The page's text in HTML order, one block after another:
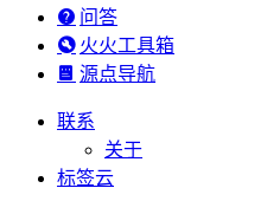
问答
火火工具箱
源点导航
联系
关于
标签云